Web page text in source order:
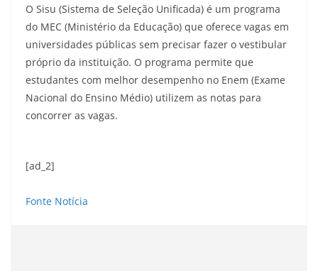
O Sisu (Sistema de Seleção Unificada) é um programa
do MEC (Ministério da Educação) que oferece vagas em
universidades públicas sem precisar fazer o vestibular
próprio da instituição. O programa permite que
estudantes com melhor desempenho no Enem (Exame
Nacional do Ensino Médio) utilizem as notas para
concorrer as vagas.
[ad_2]
Fonte Notícia